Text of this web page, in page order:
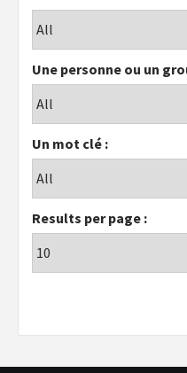
Une personne ou un
Un mot clé :
Results per page :